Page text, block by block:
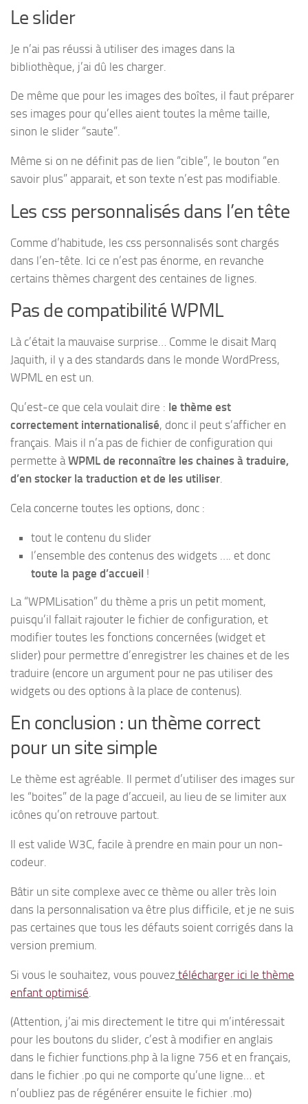
Le slider
Je n’ai pas réussi à utiliser des images dans la
bibliothèque, j’ai dû les charger.
De même que pour les images des boîtes, il faut préparer
ses images pour qu’elles aient toutes la même taille,
sinon le slider “saute”.
Même si on ne définit pas de lien “cible”, le bouton “en
savoir plus” apparait, et son texte n’est pas modifiable.
Les css personnalisés dans l’en tête
Comme d’habitude, les css personnalisés sont chargés
dans l’en-tête. Ici ce n’est pas énorme, en revanche
certains thèmes chargent des centaines de lignes.
Pas de compatibilité WPML
Là c’était la mauvaise surprise… Comme le disait Marq
Jaquith, il y a des standards dans le monde WordPress,
WPML en est un.
Qu’est-ce que cela voulait dire : le thème est
correctement internationalisé, donc il peut s’afficher en
français. Mais il n’a pas de fichier de configuration qui
permette àWPML de reconnaître les chaines à traduire,
d’en stocker la traduction et de les utiliser.
Cela concerne toutes les options, donc :
tout le contenu du slider
l’ensemble des contenus des widgets …. et donc
toute la page d’accueil !
La “WPMLisation” du thème a pris un petit moment,
puisqu’il fallait rajouter le fichier de configuration, et
modifier toutes les fonctions concernées (widget et
slider) pour permettre d’enregistrer les chaines et de les
traduire (encore un argument pour ne pas utiliser des
widgets ou des options à la place de contenus).
En conclusion : un thème correct
pour un site simple
Le thème est agréable. Il permet d’utiliser des images sur
les “boites” de la page d’accueil, au lieu de se limiter aux
icônes qu’on retrouve partout.
Il est valide W3C, facile à prendre en main pour un non-
codeur.
Bâtir un site complexe avec ce thème ou aller très loin
dans la personnalisation va être plus difficile, et je ne suis
pas certaines que tous les défauts soient corrigés dans la
version premium.
Si vous le souhaitez, vous pouvez télécharger ici le thème
enfant optimisé
(Attention, j’ai mis directement le titre qui m’intéressait
pour les boutons du slider, c’est à modifier en anglais
dans le fichier functions.php à la ligne 756 et en français,
dans le fichier .po qui ne comporte qu’une ligne… et
n’oubliez pas de régénérer ensuite le fichier .mo)